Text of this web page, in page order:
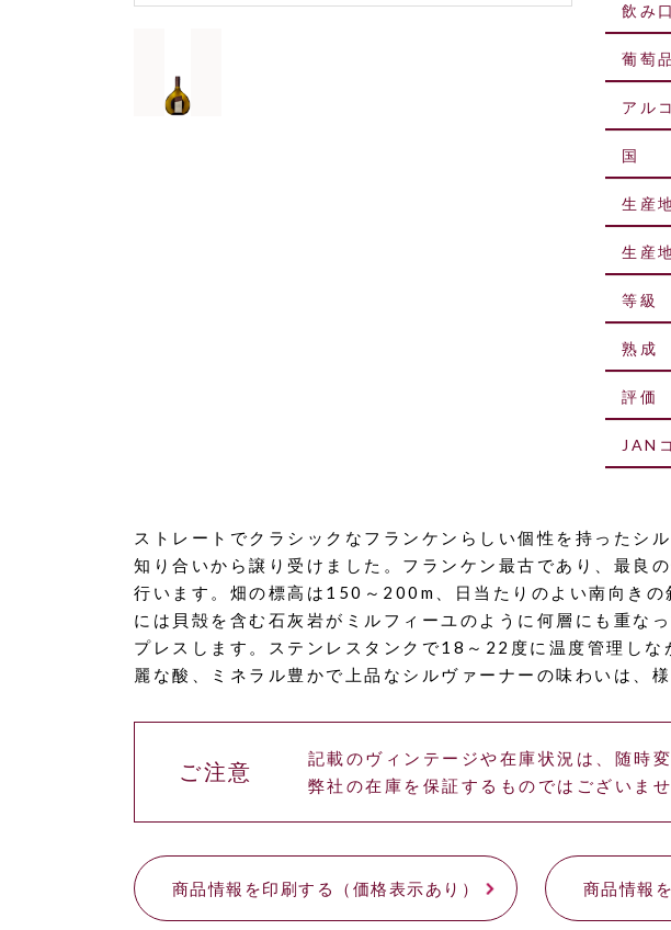
飲み口
葡萄
アル
国
生産
生産
等級
熟成
評価
JAN
ストレートでクラシックなフランケンらしい個性を持ったシ
知り合いから譲り受けました。フランケン最古であり、最良
行います。畑の標高は150～200m、日当たりのよい南向き
には貝殻を含む石灰岩がミルフィーユのように何層にも重な
プレスします。ステンレスタンクで18～22度に温度管理し
麗な酸、ミネラル豊かで上品なシルヴァーナーの味わいは、
ご注意
記載のヴィンテージや在庫状況は、随時
弊社の在庫を保証するものではございま
商品情報を印刷する（価格表示あり） 商品情報